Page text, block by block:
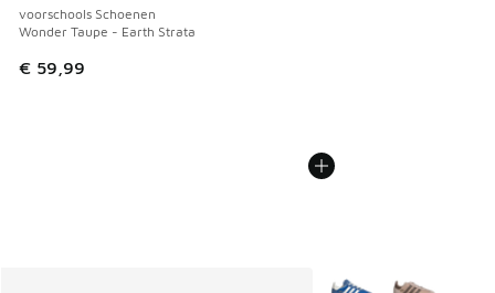
voorschools Schoenen
Wonder Taupe - Earth Strata
€ 59,99
Meer kleuren